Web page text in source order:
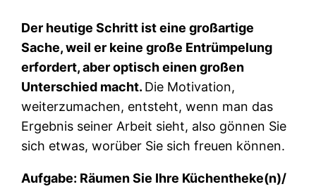
Der heutige Schritt ist eine großartige
Sache, weil er keine große Entrümpelung
erfordert, aber optisch einen großen
Unterschied macht. Die Motivation,
weiterzumachen, entsteht, wenn man das
Ergebnis seiner Arbeit sieht, also gönnen Sie
sich etwas, worüber Sie sich freuen können.
Aufgabe: Räumen Sie Ihre Küchentheke(n)/